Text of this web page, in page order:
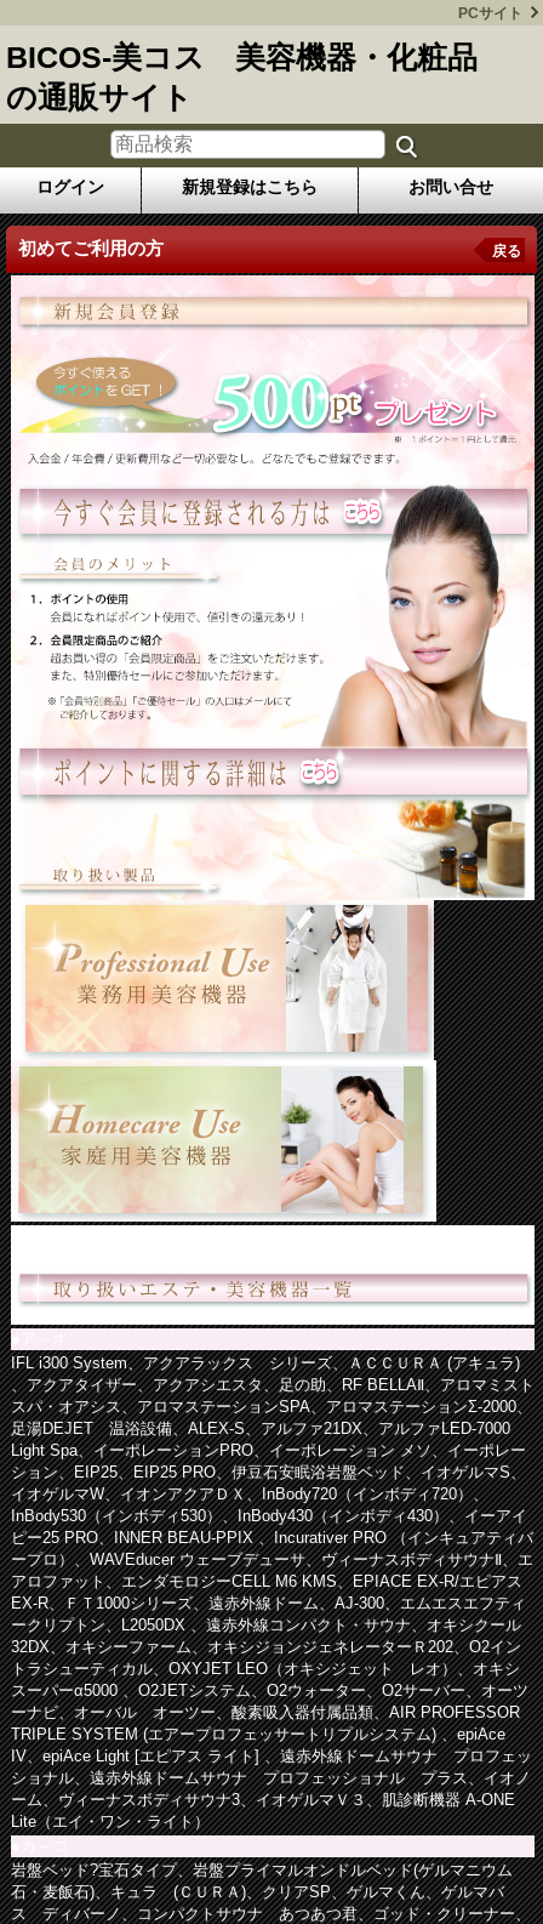
PCサイト
BICOS-美コス 美容機器・化粧品
の通販サイト
ログイン 新規登録はこちら お問い合せ
初めてご利用の方 戻る
IFL i300 System、アクアラックス シリーズ、ＡＣＣＵＲＡ (アキュラ)
、アクアタイザー、アクアシエスタ、足の助、RF BELLAⅡ、アロマミスト
スパ・オアシス、アロマステーションSPA、アロマステーションΣ-2000、
足湯DEJET 温浴設備、ALEX-S、アルファ21DX、アルファLED-7000
Light Spa、イーポレーションPRO、イーポレーション メソ、イーポレー
ション、EIP25、EIP25 PRO、伊豆石安眠浴岩盤ベッド、イオゲルマS、
イオゲルマW、イオンアクアＤＸ、InBody720（インボディ720）、
InBody530（インボディ530）、InBody430（インボディ430）、イーアイ
ピー25 PRO、INNER BEAU-PPIX 、Incurativer PRO （インキュアティバ
ープロ）、WAVEducer ウェーブデューサ、ヴィーナスボディサウナⅡ、エ
アロファット、エンダモロジーCELL M6 KMS、EPIACE EX-R/エピアス
EX-R、ＦＴ1000シリーズ、遠赤外線ドーム、AJ-300、エムエスエフティ
ークリプトン、L2050DX 、遠赤外線コンパクト・サウナ、オキシクール
32DX、オキシーファーム、オキシジョンジェネレーターＲ202、O2イン
トラシューティカル、OXYJET LEO（オキシジェット レオ）、オキシ
スーパーα5000 、O2JETシステム、O2ウォーター、O2サーバー、オーツ
ーナビ、オーバル オーツー、酸素吸入器付属品類、AIR PROFESSOR
TRIPLE SYSTEM (エアープロフェッサートリプルシステム) 、epiAce
IV、epiAce Light [エピアス ライト] 、遠赤外線ドームサウナ プロフェッ
ショナル、遠赤外線ドームサウナ プロフェッショナル プラス、イオノ
ーム、ヴィーナスボディサウナ3、イオゲルマＶ３、肌診断機器 A-ONE
Lite（エイ・ワン・ライト）
岩盤ベッド?宝石タイプ、岩盤プライマルオンドルベッド(ゲルマニウム
石・麦飯石)、キュラ (ＣＵＲＡ)、クリアSP、ゲルマくん、ゲルマバ
ス ディバーノ、コンパクトサウナ あつあつ君、ゴッド・クリーナー、